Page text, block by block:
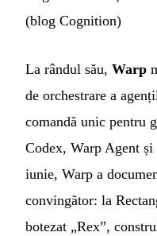
(blog Cognition)
La rândul său, Warp
de orchestrare a
comandă unic pentru
Codex, Warp Agent și
iunie, Warp a
convingător: la
botezat „Rex”,